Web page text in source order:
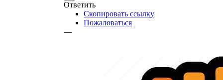
Ответить
Скопировать ссылку
Пожаловаться
—